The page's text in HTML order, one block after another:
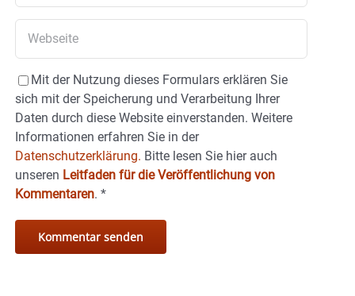
Mit der Nutzung dieses Formulars erklären Sie
sich mit der Speicherung und Verarbeitung Ihrer
Daten durch diese Website einverstanden. Weitere
Informationen erfahren Sie in der
Datenschutzerklärung. Bitte lesen Sie hier auch
unseren Leitfaden für die Veröffentlichung von
Kommentaren. *